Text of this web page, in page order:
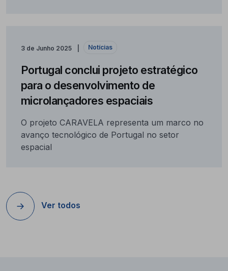
3 de Junho 2025 Notícias
Portugal conclui projeto estratégico
para o desenvolvimento de
microlançadores espaciais
O projeto CARAVELA representa um marco no
avanço tecnológico de Portugal no setor
espacial
Ver todos